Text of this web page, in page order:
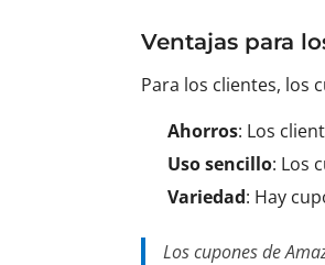
Ventajas para
Para los clientes, los
Ahorros: Los
Uso sencillo: Los
Variedad: Hay
Los cupones de